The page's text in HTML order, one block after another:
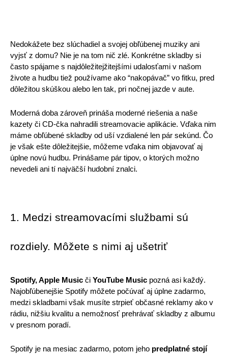
Blog
Nedokážete bez slúchadiel a svojej obľúbenej muziky ani
vyjsť z domu? Nie je na tom nič zlé. Konkrétne skladby si
často spájame s najdôležitejžitejšími udalosťami v našom
živote a hudbu tiež používame ako “nakopávač” vo fitku, pred
dôležitou skúškou alebo len tak, pri nočnej jazde v aute.
Moderná doba zároveň prináša moderné riešenia a naše
kazety či CD-čka nahradili streamovacie aplikácie. Vďaka nim
máme obľúbené skladby od uší vzdialené len pár sekúnd. Čo
je však ešte dôležitejšie, môžeme vďaka nim objavovať aj
úplne novú hudbu. Prinášame pár tipov, o ktorých možno
nevedeli ani tí najväčší hudobní znalci.
1. Medzi streamovacími službami sú
rozdiely. Môžete s nimi aj ušetriť
Spotify, Apple Music či YouTube Music pozná asi každý.
Najobľúbenejšie Spotify môžete počúvať aj úplne zadarmo,
medzi skladbami však musíte strpieť občasné reklamy ako v
rádiu, nižšiu kvalitu a nemožnosť prehrávať skladby z albumu
v presnom poradí.
Spotify je na mesiac zadarmo, potom jeho predplatné stojí